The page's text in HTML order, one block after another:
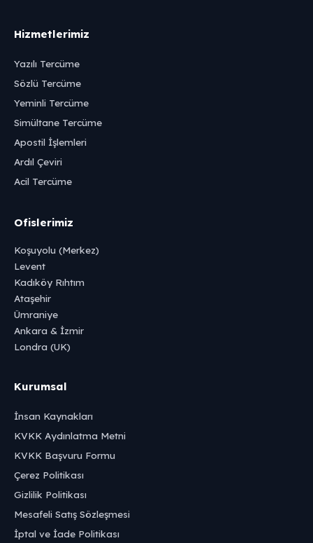
Hizmetlerimiz
Yazılı Tercüme
Sözlü Tercüme
Yeminli Tercüme
Simültane Tercüme
Apostil İşlemleri
Ardıl Çeviri
Acil Tercüme
Ofislerimiz
Koşuyolu (Merkez)
Levent
Kadıköy Rıhtım
Ataşehir
Ümraniye
Ankara & İzmir
Londra (UK)
Kurumsal
İnsan Kaynakları
KVKK Aydınlatma Metni
KVKK Başvuru Formu
Çerez Politikası
Gizlilik Politikası
Mesafeli Satış Sözleşmesi
İptal ve İade Politikası